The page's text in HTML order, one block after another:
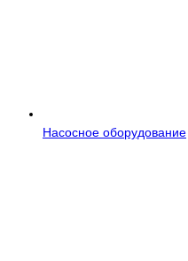
Насосное оборудование